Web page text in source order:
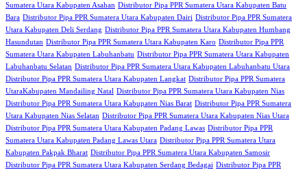
Sumatera Utara Kabupaten Asahan Distributor Pipa PPR Sumatera Utara Kabupaten Batu
Bara Distributor Pipa PPR Sumatera Utara Kabupaten Dairi Distributor Pipa PPR Sumatera
Utara Kabupaten Deli Serdang Distributor Pipa PPR Sumatera Utara Kabupaten Humbang
Hasundutan Distributor Pipa PPR Sumatera Utara Kabupaten Karo Distributor Pipa PPR
Sumatera Utara Kabupaten Labuhanbatu Distributor Pipa PPR Sumatera Utara Kabupaten
Labuhanbatu Selatan Distributor Pipa PPR Sumatera Utara Kabupaten Labuhanbatu Utara
Distributor Pipa PPR Sumatera Utara Kabupaten Langkat Distributor Pipa PPR Sumatera
UtaraKabupaten Mandailing Natal Distributor Pipa PPR Sumatera Utara Kabupaten Nias
Distributor Pipa PPR Sumatera Utara Kabupaten Nias Barat Distributor Pipa PPR Sumatera
Utara Kabupaten Nias Selatan Distributor Pipa PPR Sumatera Utara Kabupaten Nias Utara
Distributor Pipa PPR Sumatera Utara Kabupaten Padang Lawas Distributor Pipa PPR
Sumatera Utara Kabupaten Padang Lawas Utara Distributor Pipa PPR Sumatera Utara
Kabupaten Pakpak Bharat Distributor Pipa PPR Sumatera Utara Kabupaten Samosir
Distributor Pipa PPR Sumatera Utara Kabupaten Serdang Bedagai Distributor Pipa PPR